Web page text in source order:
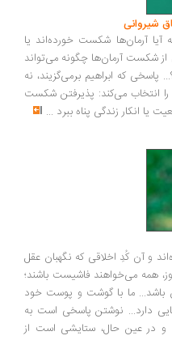
شیروانی
آرمان‌ها شکست خورده‌اند یا
شکست آرمان‌ها چگونه می‌تواند
که ابراهیم برمی‌گزیند، نه
انتخاب می‌کند: پذیرفتن شکست
یا انکار زندگی پناه ببرد ...
و آن کُدِ اخلاقی که نگهبان عقل
همه می‌خواهند فاشیست باشند؛
باشد... ما با گوشت و پوست خود
دارد... نوشتن پاسخی است به
و در عین حال، ستایشی است از